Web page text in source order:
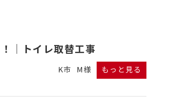
｜トイレ取替工事
K市 M様 もっと見る